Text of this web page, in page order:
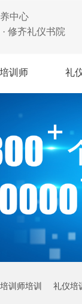
中心
修齐礼仪书院
训师 礼
训师培训 礼仪培